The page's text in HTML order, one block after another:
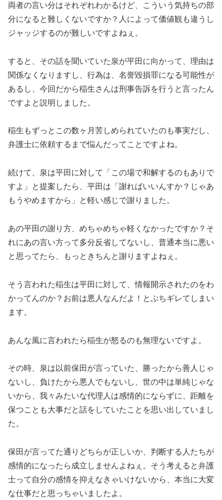
両者の言い分はそれぞれわかるけど、こういう気持ちの部
分になると難しくないですか？人によって価値観も違うし
ジャッジするのが難しいですよねぇ。
すると、その話を聞いていた泉が平田に向かって、理由は
関係なくなりますし、行為は、名誉毀損罪になる可能性が
あるし、今回だから稲生さんは刑事告訴を行うと言ったん
ですよと説明しました。
稲生もずっとこの数ヶ月苦しめられていたのも事実だし、
弁護士に依頼するまで悩んだってことですよね。
続けて、泉は平田に対して「この場で和解するのもありで
すよ」と提案したら、平田は「謝ればいいんすか？じゃあ
もうやめますから」と軽い感じで謝りました。
あの平田の謝り方、めちゃめちゃ軽くなかったですか？そ
れにあの言い方って多分反省してないし、普通本当に悪い
と思ってたら、もっときちんと謝りますよねぇ。
そう言われた稲生は平田に対して、情報開示されたのをわ
かってんのか？お前は悪人なんだよ！とぶちギレてしまい
ます。
あんな風に言われたら稲生が怒るのも無理ないですよ。
その時、泉は以前保田が言っていた、勝ったから善人じゃ
ないし、負けたから悪人でもないし、世の中は単純じゃな
いから、我々みたいな代理人は感情的にならずに、距離を
保つことも大事だと話をしていたことを思い出していまし
た。
保田が言ってた通りどちらが正しいか、判断する人たちが
感情的になったら成立しませんよねぇ。そう考えると弁護
士って自分の感情を抑えなきゃいけないから、本当に大変
な仕事だと思っちゃいましたよ。